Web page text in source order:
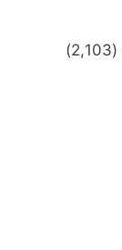
(2,103)